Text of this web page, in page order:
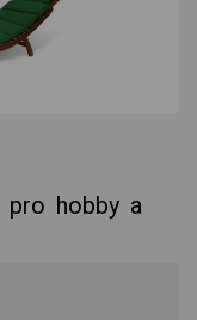
pro hobby a